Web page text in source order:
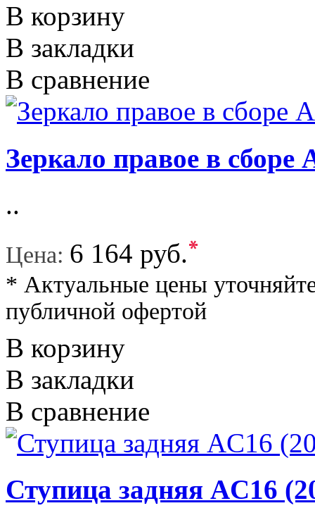
В корзину
В закладки
В сравнение
Зеркало правое в сборе
..
Цена: 6 164 руб.*
* Актуальные цены
публичной офертой
В корзину
В закладки
В сравнение
Ступица задняя AC16